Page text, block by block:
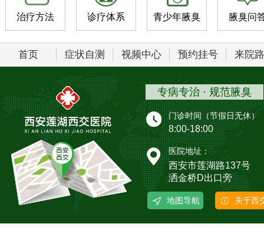
治疗方法 诊疗体系 青少年腋臭 腋臭问
首页 症状自测 视频中心 预约挂号 来院
专病专治 · 规范腋臭
门诊时间（节假日无休）
8:00-18:00
医院地址：
西安市莲湖路137号
洒金桥D出口旁
地图导航 关于西